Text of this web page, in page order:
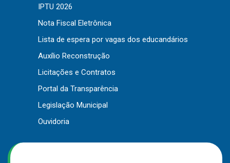
Outros
Downloads
Notícias
IPTU 2026
Nota Fiscal Eletrônica
Lista de espera por vagas dos educandários
Auxílio Reconstrução
Licitações e Contratos
Portal da Transparência
Legislação Municipal
Ouvidoria